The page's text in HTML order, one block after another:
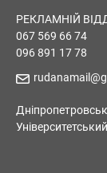
РЕКЛАМНІЙ
067 569 66 74
096 891 17 78